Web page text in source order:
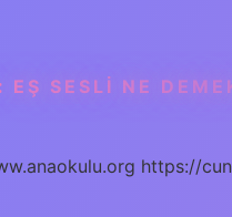
EŞ SESLI NE
https://